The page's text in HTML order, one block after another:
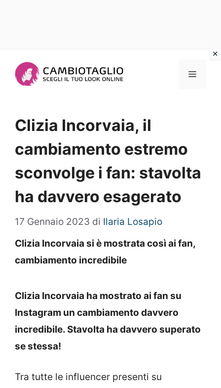
Menu
Clizia Incorvaia, il
cambiamento estremo
sconvolge i fan: stavolta
ha davvero esagerato
17 Gennaio 2023 di Ilaria Losapio
Clizia Incorvaia si è mostrata così ai fan,
cambiamento incredibile
Clizia Incorvaia ha mostrato ai fan su
Instagram un cambiamento davvero
incredibile. Stavolta ha davvero superato
se stessa!
Tra tutte le influencer presenti su